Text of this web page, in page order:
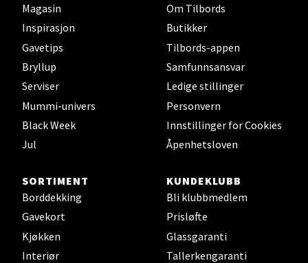
Magasin
Inspirasjon
Gavetips
Bryllup
Serviser
Mummi-univers
Black Week
Jul
Om Tilbords
Butikker
Tilbords-appen
Samfunnsansvar
Ledige stillinger
Personvern
Innstillinger for Cookies
Åpenhetsloven
SORTIMENT
Borddekking
Gavekort
Kjøkken
Interiør
KUNDEKLUBB
Bli klubbmedlem
Prisløfte
Glassgaranti
Tallerkengaranti
Sortland - Sortland Storsenter
Strangata 26, 8400 Sortland
Åpent i dag 10-16
Steinkjer - Thon Senter Steinkjer
Sjøfartsgata 2, 7714 Steinkjer
Åpent i dag 10-18